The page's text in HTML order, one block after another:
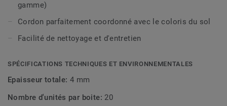
gamme)
Cordon parfaitement coordonné avec le coloris du sol
Facilité de nettoyage et d'entretien
SPÉCIFICATIONS TECHNIQUES ET ENVIRONNEMENTALES
Epaisseur totale: 4 mm
Nombre d'unités par boite: 20